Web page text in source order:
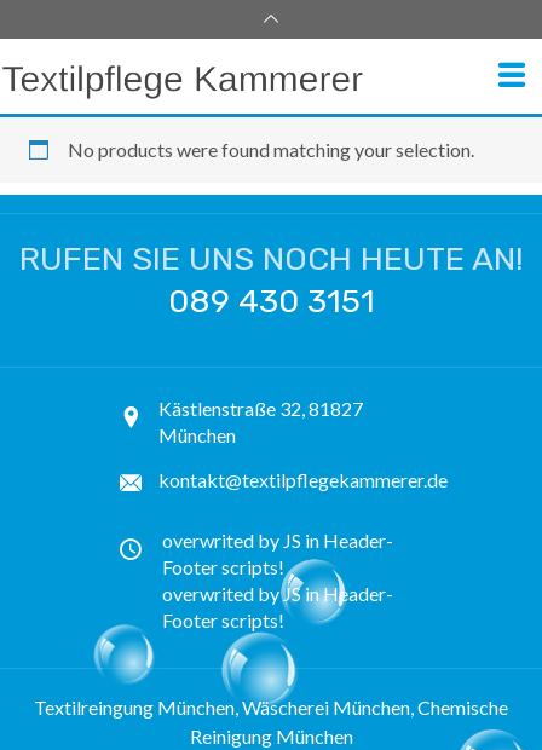
No products were found matching your selection.
RUFEN SIE UNS NOCH HEUTE AN!
089 430 3151
Kästlenstraße 32, 81827
München
kontakt@textilpflegekammerer.de
overwrited by JS in Header-
Footer scripts!
overwrited by JS in Header-
Footer scripts!
Textilreingung München, Wäscherei München, Chemische
Reinigung München